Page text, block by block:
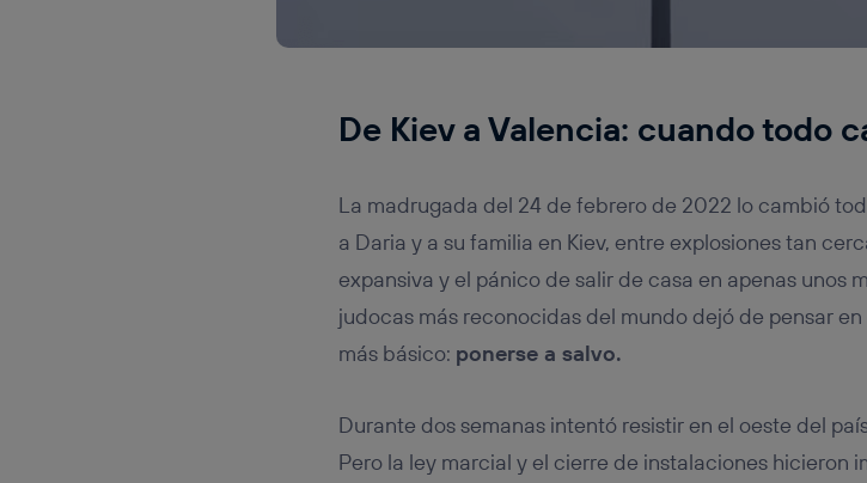
De Kiev a Valencia: cuando todo
La madrugada del 24 de febrero de 2022 lo cambió
a Daria y a su familia en Kiev, entre explosiones tan
expansiva y el pánico de salir de casa en apenas unos
judocas más reconocidas del mundo dejó de pensar
más básico: ponerse a salvo.
Durante dos semanas intentó resistir en el oeste del
Pero la ley marcial y el cierre de instalaciones hicieron